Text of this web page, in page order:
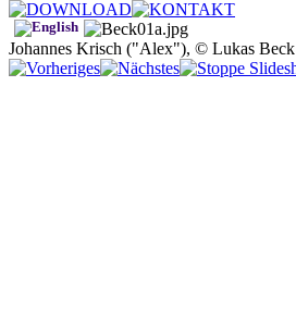
Johannes Krisch ("Alex"), © Lukas Beck